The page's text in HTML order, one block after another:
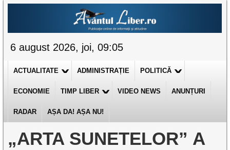
6 august 2026, joi, 09:05
ACTUALITATE ADMINISTRAȚIE POLITICĂ
ECONOMIE TIMP LIBER VIDEO NEWS ANUNȚURI
RADAR AȘA DA! AȘA NU!
„ARTA SUNETELOR” A